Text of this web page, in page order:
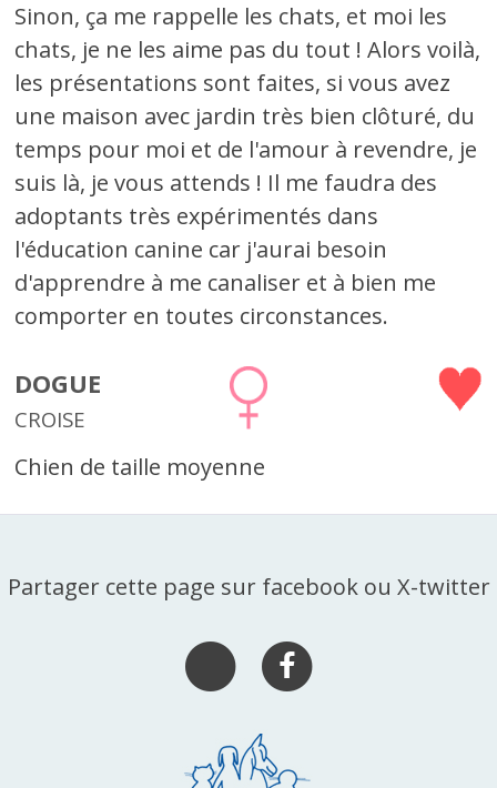
Sinon, ça me rappelle les chats, et moi les
chats, je ne les aime pas du tout ! Alors voilà,
les présentations sont faites, si vous avez
une maison avec jardin très bien clôturé, du
temps pour moi et de l'amour à revendre, je
suis là, je vous attends ! Il me faudra des
adoptants très expérimentés dans
l'éducation canine car j'aurai besoin
d'apprendre à me canaliser et à bien me
comporter en toutes circonstances.
DOGUE
CROISE
Chien de taille moyenne
Partager cette page sur facebook ou X-twitter